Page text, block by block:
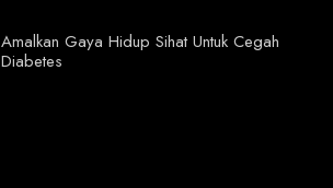
Amalkan Gaya Hidup Sihat Untuk Cegah
Diabetes